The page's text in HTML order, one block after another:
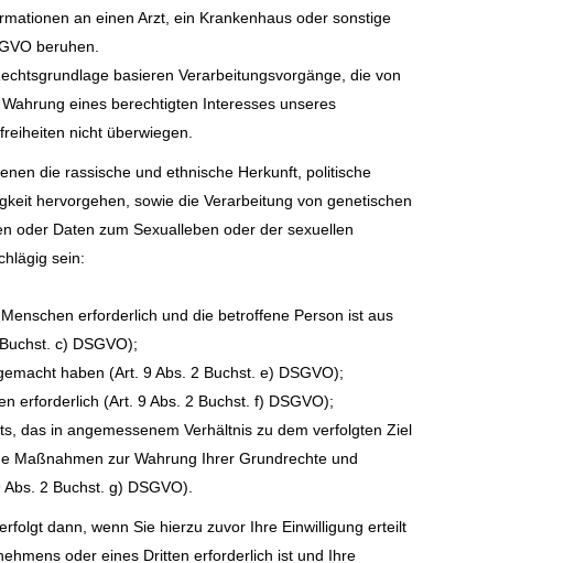
an einen Arzt, ein Krankenhaus oder sonstige
beruhen.
basieren Verarbeitungsvorgänge, die von
eines berechtigten Interesses unseres
nicht überwiegen.
die rassische und ethnische Herkunft, politische
hervorgehen, sowie die Verarbeitung von genetischen
oder Daten zum Sexualleben oder der sexuellen
sein:
erforderlich und die betroffene Person ist aus
c) DSGVO);
haben (Art. 9 Abs. 2 Buchst. e) DSGVO);
erforderlich (Art. 9 Abs. 2 Buchst. f) DSGVO);
das in angemessenem Verhältnis zu dem verfolgten Ziel
Maßnahmen zur Wahrung Ihrer Grundrechte und
2 Buchst. g) DSGVO).
dann, wenn Sie hierzu zuvor Ihre Einwilligung erteilt
oder eines Dritten erforderlich ist und Ihre